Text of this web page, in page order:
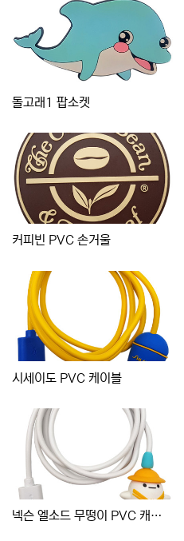
돌고래1 팝소켓
커피빈 PVC 손거울
시세이도 PVC 케이블
넥슨 엘소드 무떵이 PVC 캐릭터 케이블